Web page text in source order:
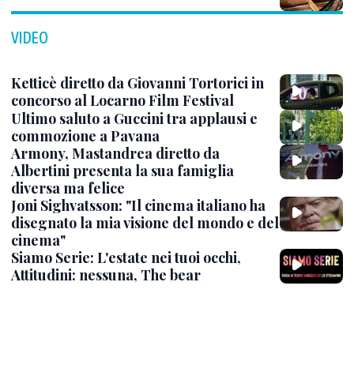
VIDEO
Ketticè diretto da Giovanni Tortorici in
concorso al Locarno Film Festival
Ultimo saluto a Guccini tra applausi e
commozione a Pavana
Armony, Mastandrea diretto da
Albertini presenta la sua famiglia
diversa ma felice
Joni Sighvatsson: "Il cinema italiano ha
disegnato la mia visione del mondo e del
cinema"
Siamo Serie: L'estate nei tuoi occhi,
Attitudini: nessuna, The bear